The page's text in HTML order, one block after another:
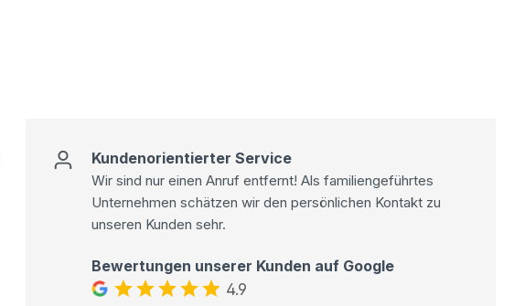
Kundenorientierter Service
Wir sind nur einen Anruf entfernt! Als familiengeführtes
Unternehmen schätzen wir den persönlichen Kontakt zu
unseren Kunden sehr.
Bewertungen unserer Kunden auf Google
4.9